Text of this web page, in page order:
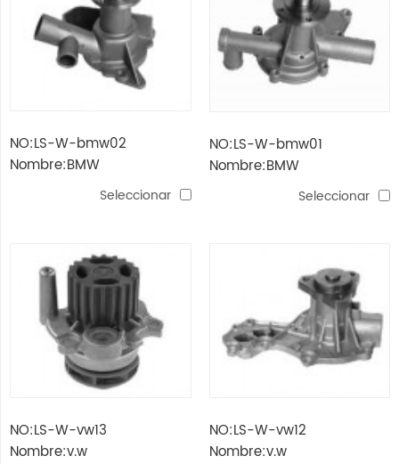
NO:LS-W-bmw02
Nombre:BMW
Seleccionar
NO:LS-W-bmw01
Nombre:BMW
Seleccionar
NO:LS-W-vw13
Nombre:v.w
NO:LS-W-vw12
Nombre:v.w